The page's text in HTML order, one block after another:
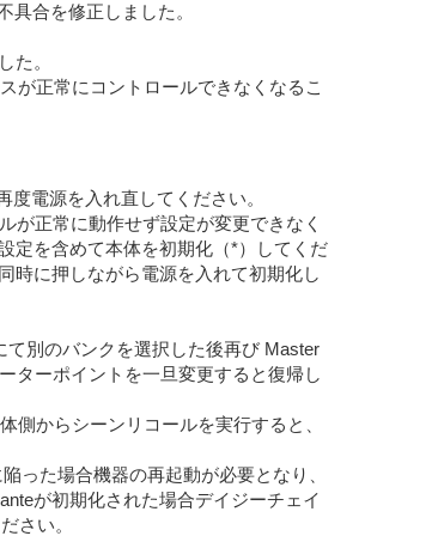
合を修正しました。
た。
が正常にコントロールできなくなるこ
電源を入れ直してください。
が正常に動作せず設定が変更できなく
定を含めて本体を初期化（*）してくだ
時に押しながら電源を入れて初期化し
別のバンクを選択した後再び Master
ターポイントを一旦変更すると復帰し
側からシーンリコールを実行すると、
った場合機器の再起動が必要となり、
が初期化された場合デイジーチェイ
さい。